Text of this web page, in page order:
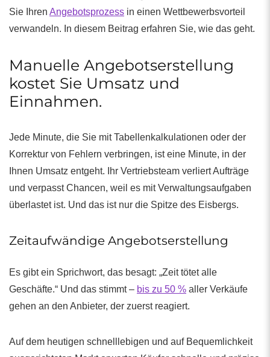
Sie Ihren Angebotsprozess in einen Wettbewerbsvorteil
verwandeln. In diesem Beitrag erfahren Sie, wie das geht.
Manuelle Angebotserstellung
kostet Sie Umsatz und
Einnahmen.
Jede Minute, die Sie mit Tabellenkalkulationen oder der
Korrektur von Fehlern verbringen, ist eine Minute, in der
Ihnen Umsatz entgeht. Ihr Vertriebsteam verliert Aufträge
und verpasst Chancen, weil es mit Verwaltungsaufgaben
überlastet ist. Und das ist nur die Spitze des Eisbergs.
Zeitaufwändige Angebotserstellung
Es gibt ein Sprichwort, das besagt: „Zeit tötet alle
Geschäfte.“ Und das stimmt – bis zu 50 % aller Verkäufe
gehen an den Anbieter, der zuerst reagiert.
Auf dem heutigen schnelllebigen und auf Bequemlichkeit